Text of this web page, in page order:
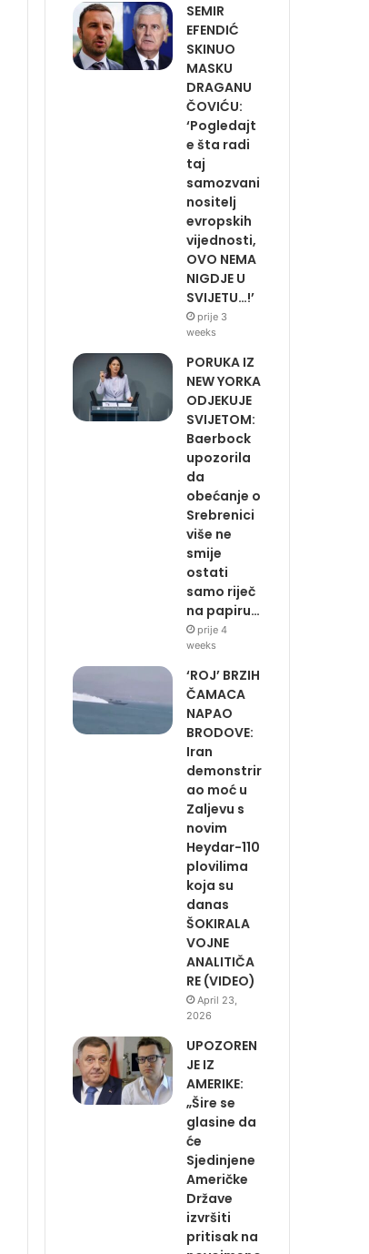
SEMIR
EFENDIĆ
SKINUO
MASKU
DRAGANU
ČOVIĆU:
‘Pogledajt
e šta radi
taj
samozvani
nositelj
evropskih
vijednosti,
OVO NEMA
NIGDJE U
SVIJETU…!’
prije 3
weeks
PORUKA IZ
NEW YORKA
ODJEKUJE
SVIJETOM:
Baerbock
upozorila
da
obećanje o
Srebrenici
više ne
smije
ostati
samo riječ
na papiru…
prije 4
weeks
‘ROJ’ BRZIH
ČAMACA
NAPAO
BRODOVE:
Iran
demonstrir
ao moć u
Zaljevu s
novim
Heydar-110
plovilima
koja su
danas
ŠOKIRALA
VOJNE
ANALITIČA
RE (VIDEO)
April 23,
2026
UPOZOREN
JE IZ
AMERIKE:
„Šire se
glasine da
će
Sjedinjene
Američke
Države
izvršiti
pritisak na